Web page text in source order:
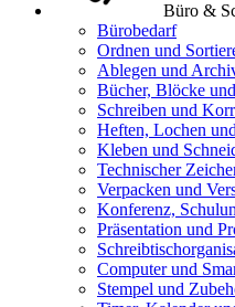
Büro &
Bürobedarf
Ordnen und
Ablegen und
Bücher, Blöcke
Schreiben und
Heften, Lochen
Kleben und
Technischer
Verpacken und
Konferenz,
Präsentation und
Computer und
Stempel und